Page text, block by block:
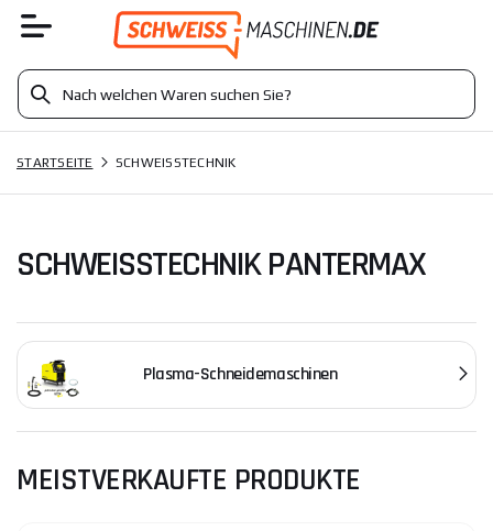
STARTSEITE SCHWEISSTECHNIK
SCHWEISSTECHNIK PANTERMAX
Plasma-Schneidemaschinen
MEISTVERKAUFTE PRODUKTE